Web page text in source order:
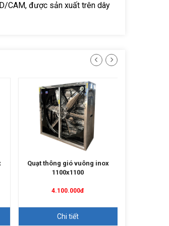
CAM, được sản xuất trên dây
Quạt thông gió vuông inox
1100x1100
4.100.000đ
Chi tiết